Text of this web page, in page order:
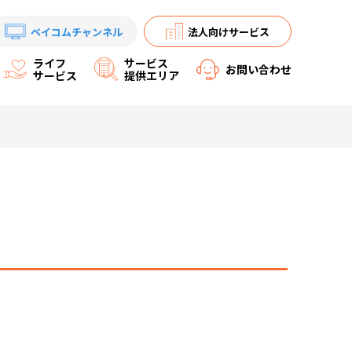
ベイコムチャンネル 法人向けサービス
ライフ
サービス
サービス
提供エリア
お問い合わせ